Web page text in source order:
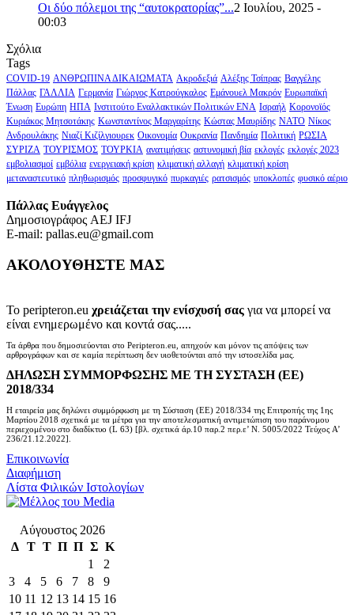
Οι δύο πόλεμοι της “αυτοκρατορίας”...2 Ιουλίου, 2025 -
00:03
Σχόλια
Tags
COVID-19 ΑΝΘΡΩΠΙΝΑ ΔΙΚΑΙΩΜΑΤΑ Ακροδεξιά Αλέξης Τσίπρας Βαγγέλης
Πάλλας ΓΑΛΛΙΑ Γερμανία Γιώργος Κατρούγκαλος Εμάνουελ Μακρόν Ευρωπαϊκή
Ένωση Ευρώπη ΗΠΑ Ινστιτούτο Εναλλακτικών Πολιτικών ΕΝΑ Ισραήλ Κορονοϊός
Κυριάκος Μητσοτάκης Κωνσταντίνος Μαργαρίτης Κώστας Μαυρίδης ΝΑΤΟ Νίκος
Ανδρουλάκης Νιαζί Κιζίλγιουρεκ Οικονομία Ουκρανία Πανδημία Πολιτική ΡΩΣΙΑ
ΣΥΡΙΖΑ ΤΟΥΡΙΣΜΟΣ ΤΟΥΡΚΙΑ ανατιμήσεις αστυνομική βία εκλογές εκλογές 2023
εμβολιασμοί εμβόλια ενεργειακή κρίση κλιματική αλλαγή κλιματική κρίση
μεταναστευτικό πληθωρισμός προσφυγικό πυρκαγιές ρατσισμός υποκλοπές φυσικό αέριο
Πάλλας Ευάγγελος
Δημοσιογράφος AEJ ΙFJ
E-mail: pallas.eu@gmail.com
ΑΚΟΛΟΥΘΗΣΤΕ ΜΑΣ
Το peripteron.eu χρειάζεται την ενίσχυσή σας για να μπορεί να
είναι ενημερωμένο και κοντά σας.....
Τα άρθρα που δημοσιεύονται στο Peripteron.eu, απηχούν και μόνον τις απόψεις των
αρθρογράφων και σε καμία περίπτωση δεν υιοθετούνται από την ιστοσελίδα μας.
ΔΗΛΩΣΗ ΣΥΜΜΟΡΦΩΣΗΣ ΜΕ ΤΗ ΣΥΣΤΑΣΗ (ΕΕ)
2018/334
Η εταιρεία μας δηλώνει συμμόρφωση με τη Σύσταση (ΕΕ) 2018/334 της Επιτροπής της 1ης
Μαρτίου 2018 σχετικά με τα μέτρα για την αποτελεσματική αντιμετώπιση του παράνομου
περιεχομένου στο διαδίκτυο (L 63) [βλ. σχετικά άρ.10 παρ.2 περ.ε’ Ν. 5005/2022 Τεύχος A’
236/21.12.2022].
Επικοινωνία
Διαφήμιση
Λίστα Φιλικών Ιστολογίων
Αύγουστος 2026
Δ Τ Τ Π Π Σ Κ
1
2
3
4 5 6 7 8
9
10 11 12 13 14 15 16